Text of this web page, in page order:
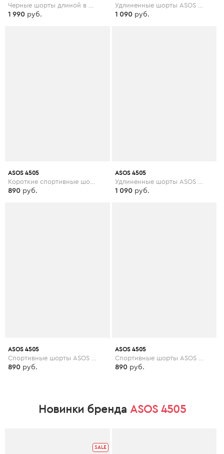
1 990 руб. 1 090 руб.
ASOS 4505
890 руб.
ASOS 4505
1 090 руб.
ASOS 4505
890 руб.
ASOS 4505
890 руб.
Новинки бренда ASOS 4505
SALE